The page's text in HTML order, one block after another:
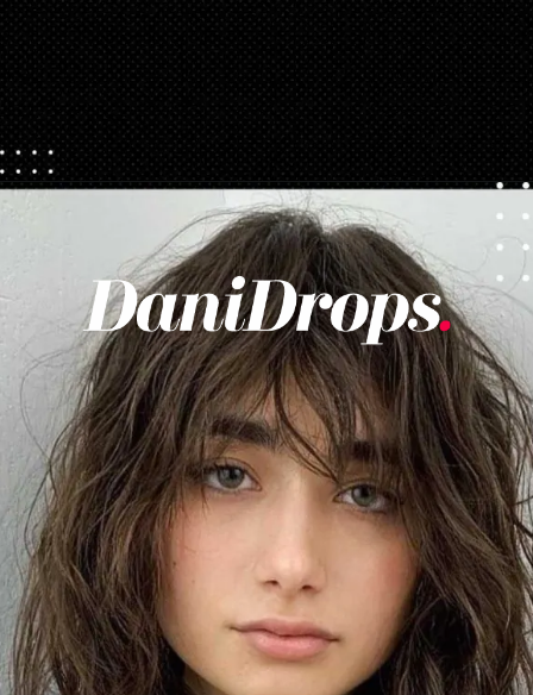
https://danidrops.com.br/tendencia-corte-de-cabelo-feminino-2025/